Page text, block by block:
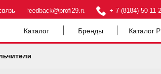
+ 7 (8184) 50-11-
feedback@profi29.ru
Каталог Бренды Каталог